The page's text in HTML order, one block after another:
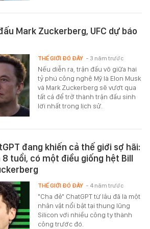
Mark Zuckerberg, UFC dự báo
Nếu diễn ra, trận đấu võ giữa hai
tỷ phú công nghệ Mỹ là Elon Musk
và Mark Zuckerberg sẽ vượt qua
tất cả để trở thành trận đấu sinh
lời nhất trong lịch sử.
THẾ GIỚI ĐÓ ĐÂY - 3 năm trước
đang khiến cả thế giới sợ hãi:
tuổi, có một điều giống hệt Bill
"Cha đẻ" ChatGPT từ lâu đã là một
nhân vật nổi bật tại thung lũng
Silicon với nhiều công ty thành
công trước đó.
THẾ GIỚI ĐÓ ĐÂY - 4 năm trước